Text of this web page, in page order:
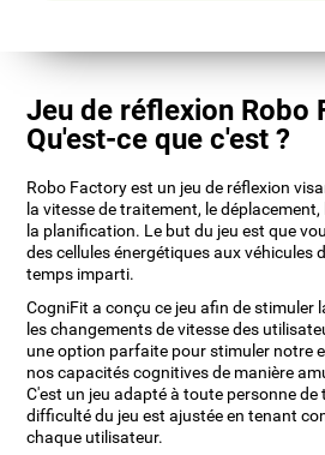
Jeu de réflexion Robo
Qu'est-ce que c'est ?
Robo Factory est un jeu de réflexion
la vitesse de traitement, le
la planification. Le but du jeu est que
des cellules énergétiques aux véhicules
temps imparti.
CogniFit a conçu ce jeu afin de stimuler
les changements de vitesse des
une option parfaite pour stimuler notre
nos capacités cognitives de manière
C'est un jeu adapté à toute personne de
difficulté du jeu est ajustée en tenant
chaque utilisateur.